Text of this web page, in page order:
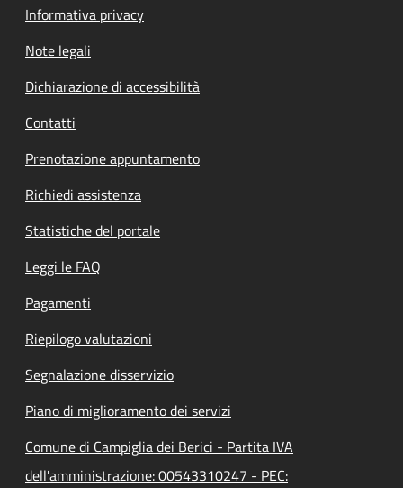
Informativa privacy
Note legali
Dichiarazione di accessibilità
Contatti
Prenotazione appuntamento
Richiedi assistenza
Statistiche del portale
Leggi le FAQ
Pagamenti
Riepilogo valutazioni
Segnalazione disservizio
Piano di miglioramento dei servizi
Comune di Campiglia dei Berici - Partita IVA
dell'amministrazione: 00543310247 - PEC: